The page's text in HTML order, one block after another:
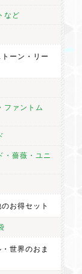
など
ーン・リー
ファントム
・薔薇・ユニ
お得セット
世界のおま